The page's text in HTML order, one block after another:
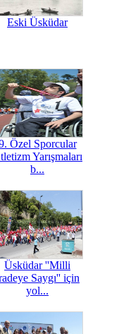
Eski Üsküdar
Özel Sporcular
Yarışmaları
b...
Üsküdar ''Milli
Saygı'' için
yol...